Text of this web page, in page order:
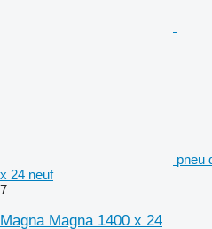
pneu
x 24 neuf
7
Magna Magna 1400 x 24